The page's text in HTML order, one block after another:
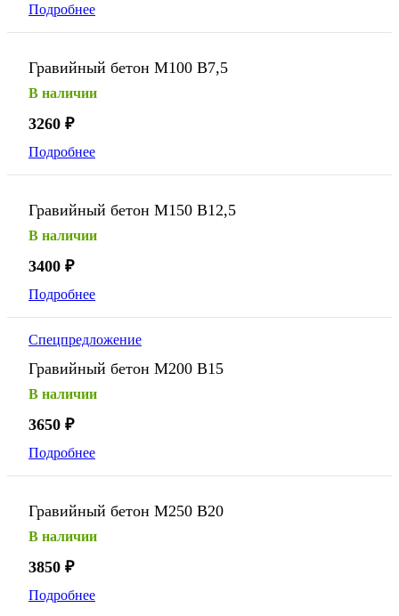
Подробнее
Гравийный бетон М100 В7,5
В наличии
3260 ₽
Подробнее
Гравийный бетон М150 В12,5
В наличии
3400 ₽
Подробнее
Спецпредложение
Гравийный бетон М200 В15
В наличии
3650 ₽
Подробнее
Гравийный бетон М250 В20
В наличии
3850 ₽
Подробнее